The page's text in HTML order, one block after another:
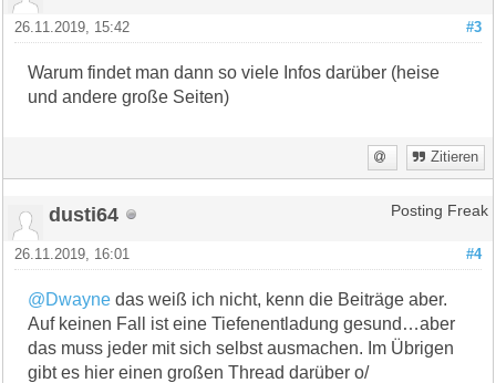
#3
26.11.2019, 15:42
Warum findet man dann so viele Infos darüber (heise
und andere große Seiten)
Zitieren
dusti64 Posting Freak
#4
26.11.2019, 16:01
@Dwayne das weiß ich nicht, kenn die Beiträge aber.
Auf keinen Fall ist eine Tiefenentladung gesund…aber
das muss jeder mit sich selbst ausmachen. Im Übrigen
gibt es hier einen großen Thread darüber o/